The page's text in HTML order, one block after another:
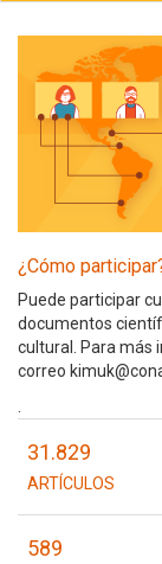
¿Cómo
Puede participar
documentos
cultural. Para más
correo
31.829
ARTÍCULOS
589